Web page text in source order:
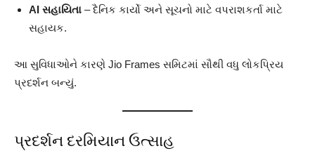
AI સહાયિતા – દૈનિક કાર્યો અને સૂચનો માટે વપરાશકર્તા માટે
સહાયક.
આ સુવિધાઓને કારણે Jio Frames સમિટમાં સૌથી વધુ લોકપ્રિય
પ્રદર્શન બન્યું.
પ્રદર્શન દરમિયાન ઉત્સાહ